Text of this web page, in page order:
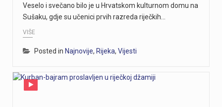
Veselo i svečano bilo je u Hrvatskom kulturnom domu na
Sušaku, gdje su učenici prvih razreda riječkih…
VIŠE
Posted in Najnovije, Rijeka, Vijesti